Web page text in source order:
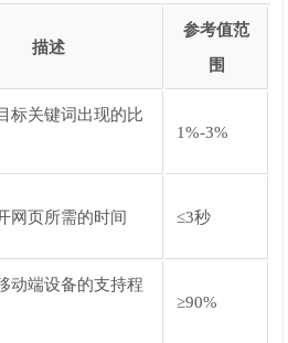
描述
参考值范
围
标关键词出现的比
1%-3%
网页所需的时间 ≤3秒
动端设备的支持程
≥90%